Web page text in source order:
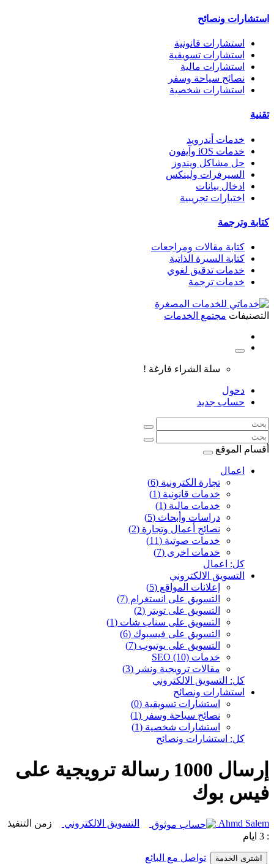
استشارات ونصائح
استشارات قانونية
استشارات تسويقية
استشارات مالية
نصائح سياحة وسفر
استشارات شخصية
تقنية
خدمات أندرويد
خدمات iOS وآيفون
حل مشاكل ويندوز
السيرفرات ولينكس
ادخال بيانات
اختبارات تجريبية
كتابة وترجمة
كتابة مقالات ومراجعات
كتابة السيرة الذاتية
خدمات تدقيق لغوي
خدمات ترجمة
التصنيفات مجتمع الخدمات
سلة الشراء فارغة !
دخول
حساب جديد
أقسام الموقع
اعمال
تجارة الكترونية (6)
خدمات قانونية (1)
خدمات مالية (1)
دراسات وأبحاث (5)
نصائح أعمال وتجارة (2)
خدمات صوتية (11)
خدمات اخرى (7)
كل: اعمال
التسويق الالكتروني
إعلانات المواقع (5)
التسويق على انستغرام (7)
التسويق على تويتر (2)
التسويق على سناب شات (1)
التسويق على فيسبوك (6)
التسويق على يوتيوب (7)
خدمات SEO (10)
مقالات ترويجية ونشر (3)
كل: التسويق الالكتروني
استشارات ونصائح
استشارات تسويقية (0)
نصائح سياحة وسفر (1)
استشارات شخصية (1)
كل: استشارات ونصائح
إرسال 1000 رسالة ترويجية على
فيس بوك
Ahmd Salem التسويق الالكتروني
زمن التنفيذ
: 3 ايام
اشترى الخدمة تواصل مع البائع